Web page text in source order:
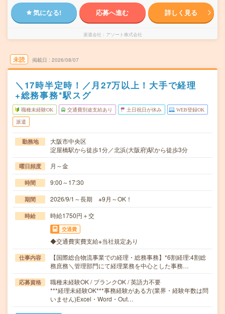
気になる! 応募へ進む 詳しく見る
派遣会社 アソート株式会社
未読 掲載日 2026/08/07
＼17時半定時！／月27万以上！大手で経理
+総務事務*駅スグ
職種未経験OK 交通費別途支給あり 土日祝日が休み WEB登録OK
派遣
勤務地
大阪市中央区
淀屋橋駅から徒歩1分／北浜(大阪府)駅から徒歩3分
曜日頻度 月～金
時間 9:00～17:30
期間 2026/9/1～長期 ※9月～OK！
時給 時給1750円＋交
交通費
◆交通費実費支給※当社規定あり
仕事内容
【国際総合物流事業での経理・総務事務】*6割経理:4割総
務庶務＼管理部門にて経理業務を中心とした事務…
応募資格
職種未経験OK / ブランクOK / 英語力不要
***経理未経験OK***事務経験がある方(業界・経験年数は問
いません)Excel・Word・Out…